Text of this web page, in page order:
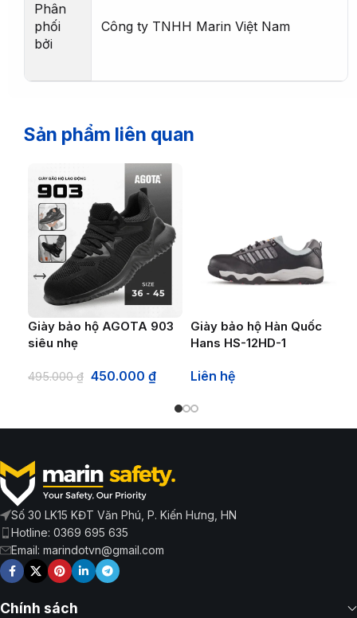
Phân
phối
bởi
Công ty TNHH Marin Việt Nam
Sản phẩm liên quan
Giày bảo hộ AGOTA 903
siêu nhẹ
495.000₫ 450.000 ₫
Giày bảo hộ Hàn Quốc
Hans HS-12HD-1
Liên hệ
Số 30 LK15 KĐT Văn Phú, P. Kiến Hưng, HN
Hotline: 0369 695 635
Email: marindotvn@gmail.com
Chính sách